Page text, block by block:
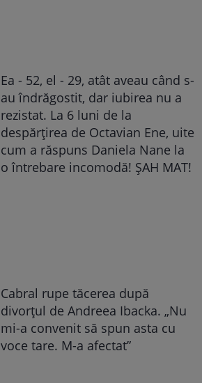
Ea - 52, el - 29, atât aveau când s-
au îndrăgostit, dar iubirea nu a
rezistat. La 6 luni de la
despărțirea de Octavian Ene, uite
cum a răspuns Daniela Nane la
o întrebare incomodă! ȘAH MAT!
Cabral rupe tăcerea după
divorțul de Andreea Ibacka. „Nu
mi-a convenit să spun asta cu
voce tare. M-a afectat”